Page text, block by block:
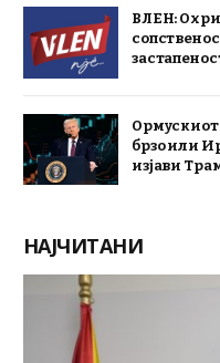
ВЛЕН:
Ормускиот
брзо или
изјави
НАЈЧИТАНИ